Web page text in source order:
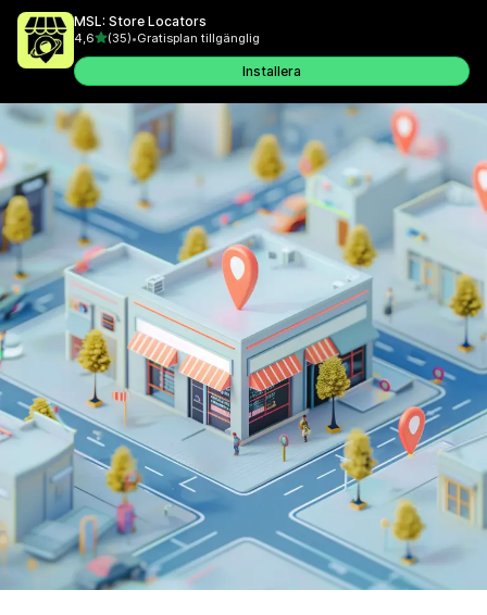
MSL: Store Locators
4,6av 5 stjärnor
(35)
35 recensioner totalt
•Gratisplan tillgänglig
Installera